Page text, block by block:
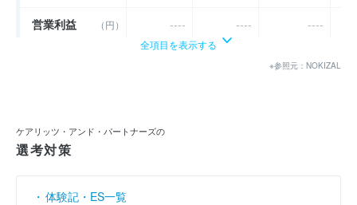
営業利益 （円） ---- ---- ----
売上伸び率
営業利益率 （％）
全項目を表示する
※参照元：NOKIZAL
ケアリッツ・アンド・パートナーズの
選考対策
体験記・ES一覧